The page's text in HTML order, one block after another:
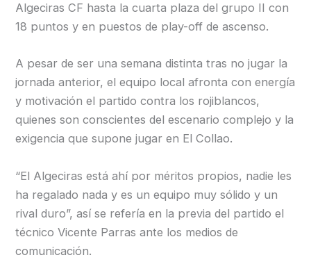
Algeciras CF hasta la cuarta plaza del grupo II con
18 puntos y en puestos de play-off de ascenso.
A pesar de ser una semana distinta tras no jugar la
jornada anterior, el equipo local afronta con energía
y motivación el partido contra los rojiblancos,
quienes son conscientes del escenario complejo y la
exigencia que supone jugar en El Collao.
“El Algeciras está ahí por méritos propios, nadie les
ha regalado nada y es un equipo muy sólido y un
rival duro”, así se refería en la previa del partido el
técnico Vicente Parras ante los medios de
comunicación.